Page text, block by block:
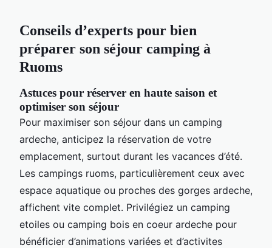
Conseils d’experts pour bien
préparer son séjour camping à
Ruoms
Astuces pour réserver en haute saison et
optimiser son séjour
Pour maximiser son séjour dans un camping
ardeche, anticipez la réservation de votre
emplacement, surtout durant les vacances d’été.
Les campings ruoms, particulièrement ceux avec
espace aquatique ou proches des gorges ardeche,
affichent vite complet. Privilégiez un camping
etoiles ou camping bois en coeur ardeche pour
bénéficier d’animations variées et d’activites